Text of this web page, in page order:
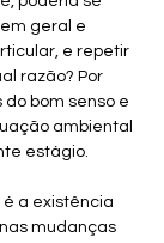
geral e
e repetir
razão? Por
bom senso e
ambiental
estágio.
é a existência
mudanças